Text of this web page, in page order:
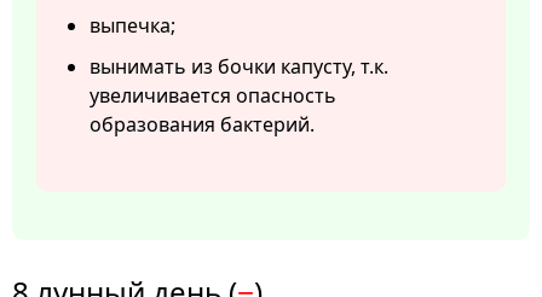
выпечка;
вынимать из бочки капусту, т.к.
увеличивается опасность
образования бактерий.